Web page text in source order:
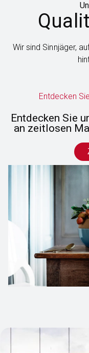
Wir sind Sinnjäger,
Entdecken
Entdecken Sie
an zeitlosen